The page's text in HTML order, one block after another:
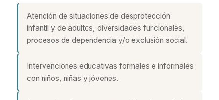
Atención de situaciones de desprotección
infantil y de adultos, diversidades funcionales,
procesos de dependencia y/o exclusión social.
Intervenciones educativas formales e informales
con niños, niñas y jóvenes.